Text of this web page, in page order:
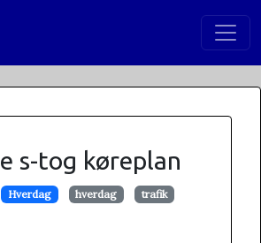
s-tog køreplan
Hverdag hverdag
trafik